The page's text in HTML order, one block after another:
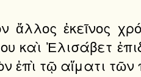
ἄλλος ἐκεῖνος
καὶ Ἐλισάβετ
ἐπὶ τῷ αἵματι